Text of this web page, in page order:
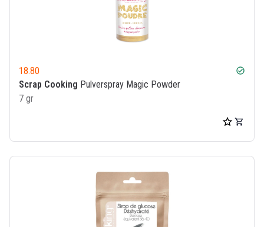
18.80 check_circle
Scrap Cooking Pulverspray Magic Powder
7 gr